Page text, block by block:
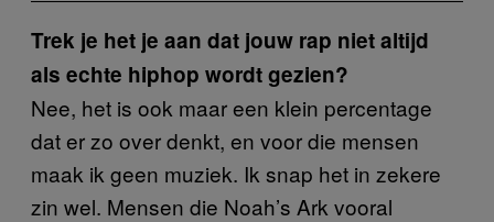
Trek je het je aan dat jouw rap niet altijd
als echte hiphop wordt gezien?
Nee, het is ook maar een klein percentage
dat er zo over denkt, en voor die mensen
maak ik geen muziek. Ik snap het in zekere
zin wel. Mensen die Noah’s Ark vooral